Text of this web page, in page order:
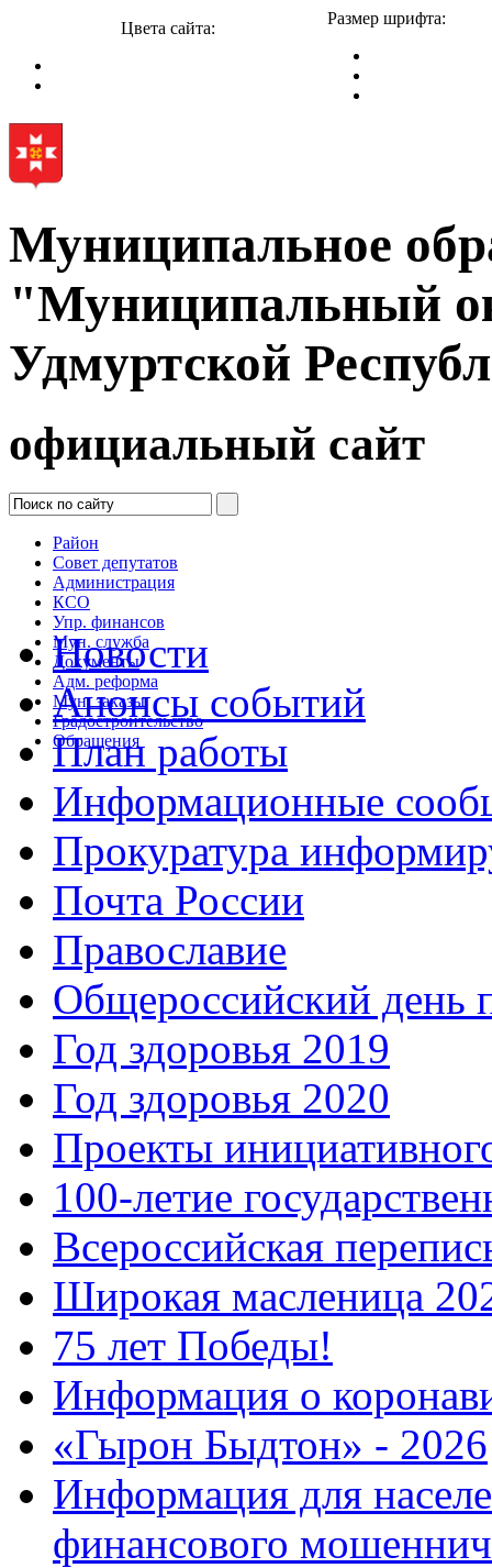
Цвета сайта:
Размер шрифта:
Муниципальное
"Муниципальный
Удмуртской
официальный сайт
Район
Совет депутатов
Администрация
КСО
Упр. финансов
Мун. служба
Документы
Адм. реформа
Мун. заказы
Градостроительство
Обращения
Новости
Анонсы событий
План работы
Информационные
Прокуратура
Почта России
Православие
Общероссийский день
Год здоровья 2019
Год здоровья 2020
Проекты
100-летие
Всероссийская
Широкая масленица
75 лет Победы!
Информация о
«Гырон Быдтон» - 2026
Информация для
финансового